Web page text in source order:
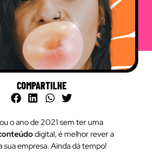
COMPARTILHE
o ano de 2021 sem ter uma
digital, é melhor rever a
sua empresa. Ainda dá tempo!